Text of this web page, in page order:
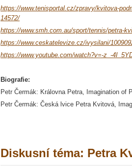
https://www.tenisportal.cz/zpravy/kvitova-
14572/
https://www.smh.com.au/sport/tennis/petra-
https://www.ceskatelevize.cz/ivysilani/
https://www.youtube.com/watch?v=-z_-
Biografie:
Petr Čermák: Královna Petra, Imagination of
Petr Čermák: Česká lvice Petra Kvitová,
Diskusní téma: Petra